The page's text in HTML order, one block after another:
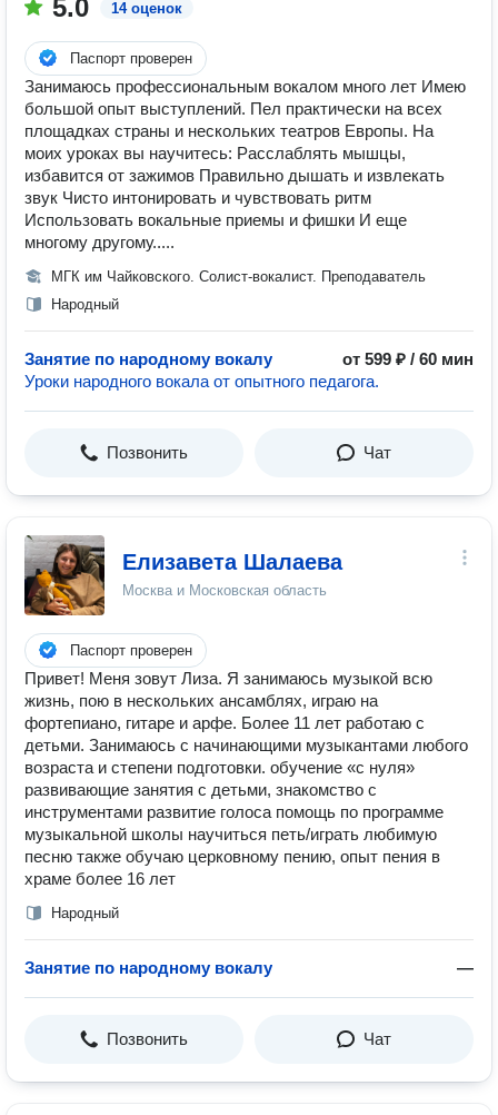
5.0 14 оценок
Паспорт проверен
Занимаюсь профессиональным вокалом много лет Имею
большой опыт выступлений. Пел практически на всех
площадках страны и нескольких театров Европы. На
моих уроках вы научитесь: Расслаблять мышцы,
избавится от зажимов Правильно дышать и извлекать
звук Чисто интонировать и чувствовать ритм
Использовать вокальные приемы и фишки И еще
многому другому.....
МГК им Чайковского. Солист-вокалист. Преподаватель
Народный
Занятие по народному вокалу
от 599 ₽ / 60 мин
Уроки народного вокала от опытного педагога.
Позвонить Чат
Елизавета Шалаева
Москва и Московская область
Паспорт проверен
Привет! Меня зовут Лиза. Я занимаюсь музыкой всю
жизнь, пою в нескольких ансамблях, играю на
фортепиано, гитаре и арфе. Более 11 лет работаю с
детьми. Занимаюсь с начинающими музыкантами любого
возраста и степени подготовки. обучение «с нуля»
развивающие занятия с детьми, знакомство с
инструментами развитие голоса помощь по программе
музыкальной школы научиться петь/играть любимую
песню также обучаю церковному пению, опыт пения в
храме более 16 лет
Народный
Занятие по народному вокалу —
Позвонить Чат